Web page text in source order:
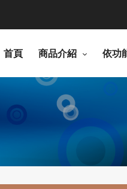
首頁 商品介紹 依功